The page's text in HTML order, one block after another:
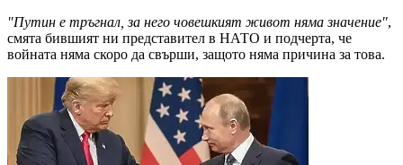
"Путин е тръгнал, за него човешкият живот няма значение",
смята бившият ни представител в НАТО и подчерта, че
войната няма скоро да свърши, защото няма причина за това.